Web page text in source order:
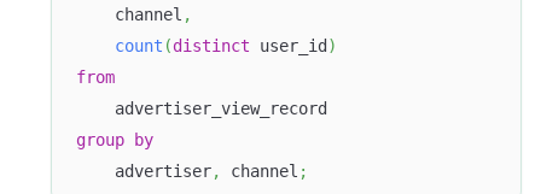
    channel
,
count (distinct user_id)
from
    advertiser_view_record
group by
    advertiser
, channel ;